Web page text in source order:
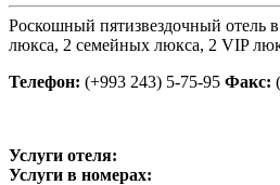
Роскошный пятизвездочный отель
люкса, 2 семейных люкса, 2 VIP
Телефон: (+993 243) 5-75-95 Факс:
Услуги отеля:
Услуги в номерах: